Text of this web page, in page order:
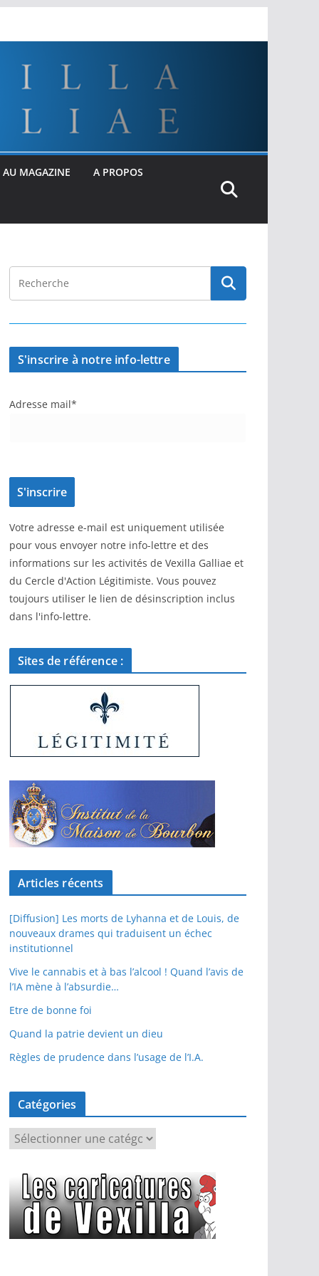
AU MAGAZINE A PROPOS
S'inscrire à notre info-lettre
Adresse mail*
Votre adresse e-mail est uniquement utilisée
pour vous envoyer notre info-lettre et des
informations sur les activités de Vexilla Galliae et
du Cercle d'Action Légitimiste. Vous pouvez
toujours utiliser le lien de désinscription inclus
dans l'info-lettre.
Sites de référence :
Articles récents
[Diffusion] Les morts de Lyhanna et de Louis, de
nouveaux drames qui traduisent un échec
institutionnel
Vive le cannabis et à bas l’alcool ! Quand l’avis de
l’IA mène à l’absurdie…
Etre de bonne foi
Quand la patrie devient un dieu
Règles de prudence dans l’usage de l’I.A.
Catégories
é
g
o
r